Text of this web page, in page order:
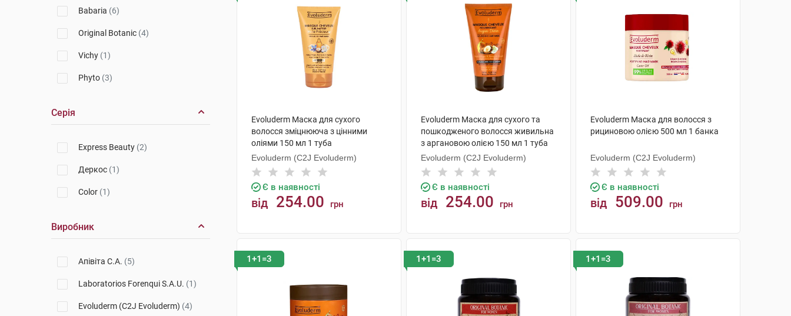
Babaria (6)
Original Botanic (4)
Vichy (1)
Phyto (3)
Серія
Express Beauty (2)
Деркос (1)
Color (1)
Виробник
Апівіта С.А. (5)
Laboratorios Forenqui S.A.U. (1)
Evoluderm (C2J Evoluderm) (4)
Evoluderm Маска для сухого
волосся зміцнююча з цінними
оліями 150 мл 1 туба
Evoluderm (C2J Evoluderm)
Є в наявності
від 254.00 грн
Evoluderm Маска для сухого та
пошкодженого волосся живильна
з аргановою олією 150 мл 1 туба
Evoluderm (C2J Evoluderm)
Є в наявності
від 254.00 грн
Evoluderm Маска для волосся з
рициновою олією 500 мл 1 банка
Evoluderm (C2J Evoluderm)
Є в наявності
від 509.00 грн
1+1=3 1+1=3 1+1=3